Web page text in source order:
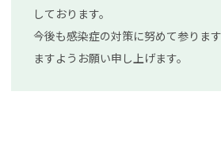
しております。
今後も感染症の対策に努めて参りま
ますようお願い申し上げます。